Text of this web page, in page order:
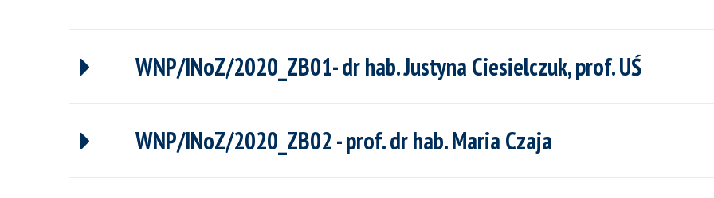
WNP/INoZ/2020_ZB01- dr hab. Justyna Ciesielczuk, prof. UŚ
WNP/INoZ/2020_ZB02 - prof. dr hab. Maria Czaja